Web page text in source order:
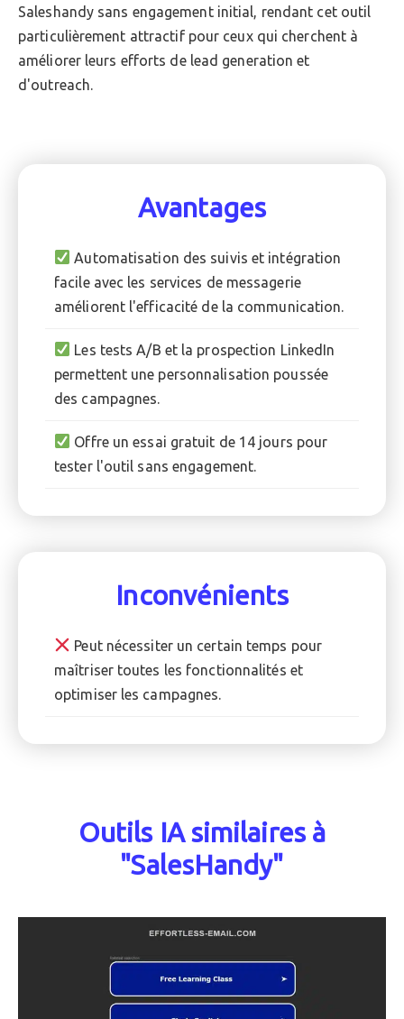
Saleshandy sans engagement initial, rendant cet outil
particulièrement attractif pour ceux qui cherchent à
améliorer leurs efforts de lead generation et
d'outreach.
Avantages
Automatisation des suivis et intégration
facile avec les services de messagerie
améliorent l'efficacité de la communication.
Les tests A/B et la prospection LinkedIn
permettent une personnalisation poussée
des campagnes.
Offre un essai gratuit de 14 jours pour
tester l'outil sans engagement.
Inconvénients
Peut nécessiter un certain temps pour
maîtriser toutes les fonctionnalités et
optimiser les campagnes.
Outils IA similaires à
"SalesHandy"